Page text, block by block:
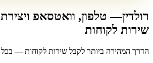
רולדין— טלפון, וואטסאפ
שירות לקוחות
הדרך המהירה ביותר לקבל שירות לקוחות — בכל